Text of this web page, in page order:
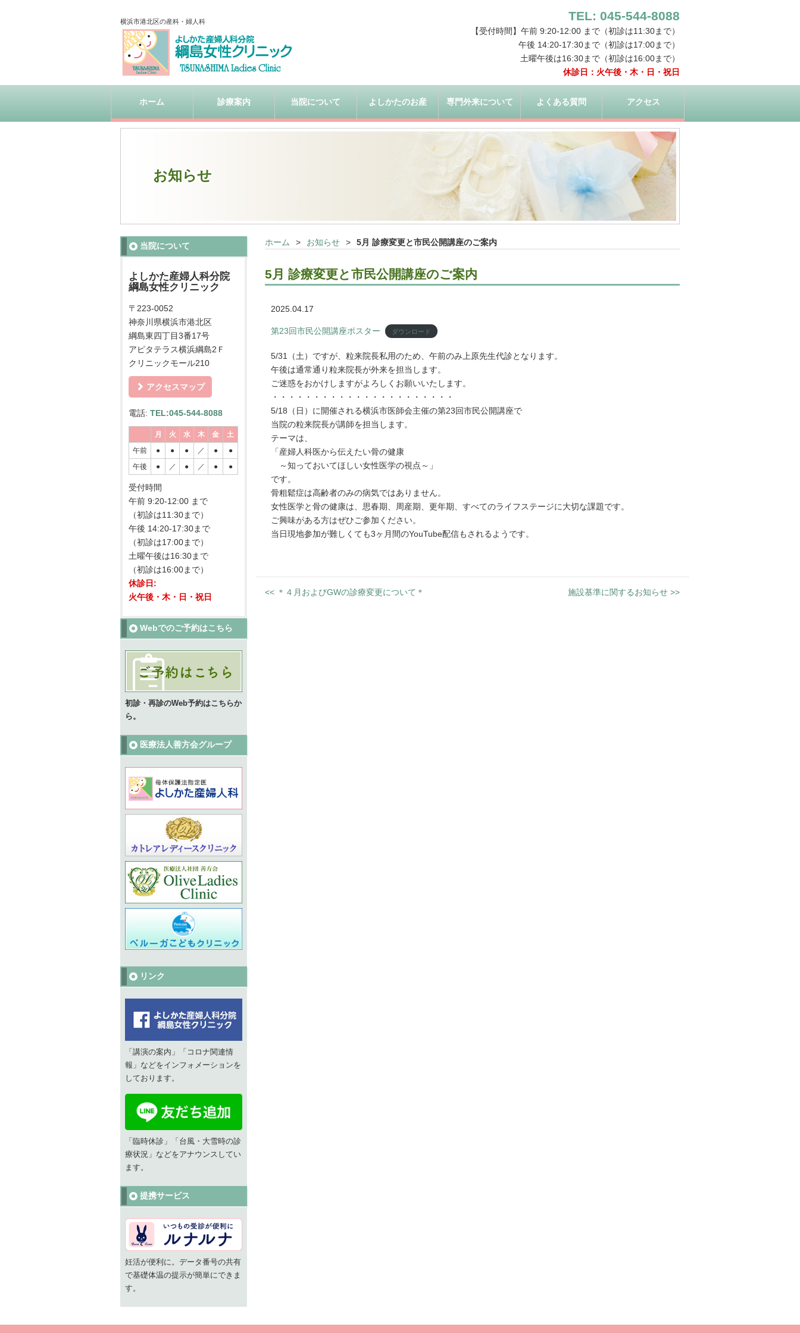
横浜市港北区の産科・婦人科 TEL: 045-544-8088
【受付時間】午前 9:20-12:00 まで（初診は11:30まで）
午後 14:20-17:30まで（初診は17:00まで）
土曜午後は16:30まで（初診は16:00まで）
休診日：火午後・木・日・祝日
ホーム 診療案内 当院について よしかたのお産 専門外来について よくある質問 アクセス
お知らせ
ホーム お知らせ 5月 診療変更と市民公開講座のご案内
5月 診療変更と市民公開講座のご案内
2025.04.17
第23回市民公開講座ポスター ダウンロード
5/31（土）ですが、粒来院長私用のため、午前のみ上原先生代診となります。
午後は通常通り粒来院長が外来を担当します。
ご迷惑をおかけしますがよろしくお願いいたします。
・・・・・・・・・・・・・・・・・・・・・・
5/18（日）に開催される横浜市医師会主催の第23回市民公開講座で
当院の粒来院長が講師を担当します。
テーマは、
「産婦人科医から伝えたい骨の健康
～知っておいてほしい女性医学の視点～」
です。
骨粗鬆症は高齢者のみの病気ではありません。
女性医学と骨の健康は、思春期、周産期、更年期、すべてのライフステージに大切な課題です。
ご興味がある方はぜひご参加ください。
当日現地参加が難しくても3ヶ月間のYouTube配信もされるようです。
<<＊４月およびGWの診療変更について＊ 施設基準に関するお知らせ >>
当院について
よしかた産婦人科分院
綱島女性クリニック
〒223-0052
神奈川県横浜市港北区
綱島東四丁目3番17号
アピタテラス横浜綱島2Ｆ
クリニックモール210
アクセスマップ
電話: TEL:045-544-8088
月 火 水 木 金 土
午前 ● ● ● ／ ● ●
午後 ● ／ ● ／ ● ●
受付時間
午前 9:20-12:00 まで
（初診は11:30まで）
午後 14:20-17:30まで
（初診は17:00まで）
土曜午後は16:30まで
（初診は16:00まで）
休診日:
火午後・木・日・祝日
Webでのご予約はこちら
初診・再診のWeb予約はこちらか
ら。
医療法人善方会グループ
リンク
「講演の案内」「コロナ関連情
報」などをインフォメーションを
しております。
「臨時休診」「台風・大雪時の診
療状況」などをアナウンスしてい
ます。
提携サービス
妊活が便利に。データ番号の共有
で基礎体温の提示が簡単にできま
す。